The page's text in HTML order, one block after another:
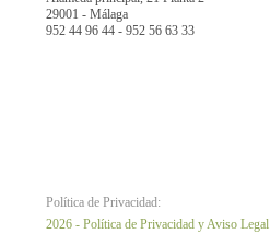
29001 - Málaga
952 44 96 44 - 952 56 63 33
Política de Privacidad:
2026 - Política de Privacidad y Aviso Legal